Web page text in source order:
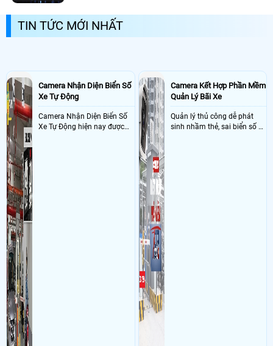
khoản xem camera của mình bị người khác theo
dõi trộm hoặc bạn đã từng cho một người khác sử
dụng camera của mình, nhưng giờ không muốn
TIN TỨC MỚI NHẤT
Camera Nhận Diện Biển Số
Xe Tự Động
Camera Nhận Diện Biển Số
Xe Tự Động hiện nay được
Camera Kết Hợp Phần Mềm
Quản Lý Bãi Xe
Quản lý thủ công dễ phát
sinh nhầm thẻ, sai biển số và